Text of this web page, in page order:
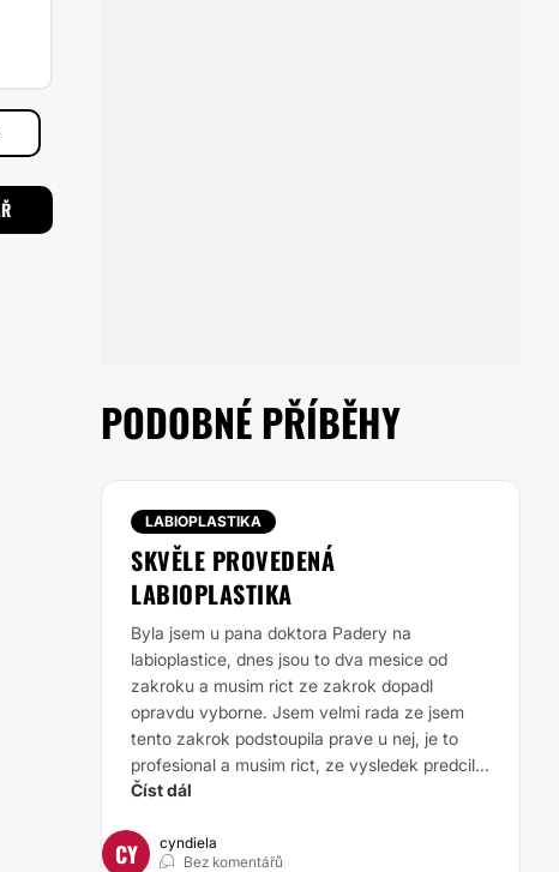
PODOBNÉ PŘÍBĚHY
LABIOPLASTIKA
SKVĚLE PROVEDENÁ
LABIOPLASTIKA
Byla jsem u pana doktora Padery na
labioplastice, dnes jsou to dva mesice od
zakroku a musim rict ze zakrok dopadl
opravdu vyborne. Jsem velmi rada ze jsem
tento zakrok podstoupila prave u nej, je to
profesional a musim rict, ze vysledek predcil...
Číst dál
CY
cyndiela
Bez komentářů